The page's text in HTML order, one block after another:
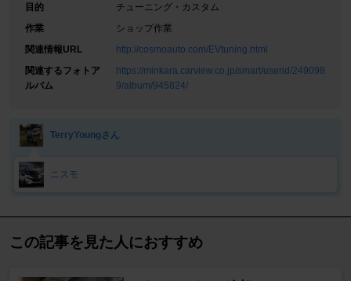
目的
チューニング・カスタム
作業
ショップ作業
関連情報URL
http://cosmoauto.com/EVtuning.html
関連するフォトア
ルバム
https://minkara.carview.co.jp/smart/userid/249098
9/album/945824/
TerryYoungさん
ニスモ
この記事を見た人におすすめ